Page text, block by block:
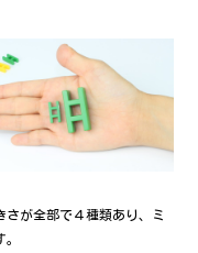
さが全部で４種類あり、ミ